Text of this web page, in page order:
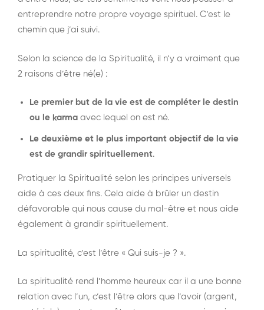
entreprendre notre propre voyage spirituel. C’est le
chemin que j’ai suivi.
Selon la science de la Spiritualité, il n’y a vraiment que
2 raisons d’être né(e) :
Le premier but de la vie est de compléter le destin
ou le karma avec lequel on est né.
Le deuxième et le plus important objectif de la vie
est de grandir spirituellement.
Pratiquer la Spiritualité selon les principes universels
aide à ces deux fins. Cela aide à brûler un destin
défavorable qui nous cause du mal-être et nous aide
également à grandir spirituellement.
La spiritualité, c’est l’être « Qui suis-je ? ».
La spiritualité rend l’homme heureux car il a une bonne
relation avec l’un, c’est l’être alors que l’avoir (argent,